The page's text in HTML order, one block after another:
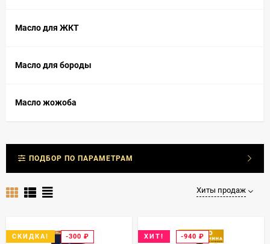
Масло для ЖКТ
Масло для бороды
Масло жожоба
ПОДБОР ПО ПАРАМЕТРАМ
Хиты продаж
СКИДКА! -300 ₽ ХИТ! -940 ₽